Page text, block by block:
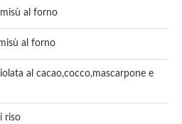
al forno
al forno
al cacao,cocco,mascarpone e
riso